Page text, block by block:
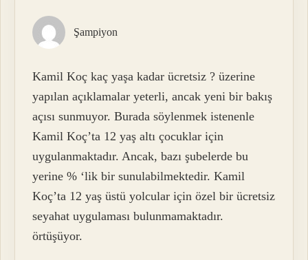
Şampiyon
Kamil Koç kaç yaşa kadar ücretsiz ? üzerine
yapılan açıklamalar yeterli, ancak yeni bir bakış
açısı sunmuyor. Burada söylenmek istenenle
Kamil Koç’ta 12 yaş altı çocuklar için
uygulanmaktadır. Ancak, bazı şubelerde bu
yerine % ‘lik bir sunulabilmektedir. Kamil
Koç’ta 12 yaş üstü yolcular için özel bir ücretsiz
seyahat uygulaması bulunmamaktadır.
örtüşüyor.